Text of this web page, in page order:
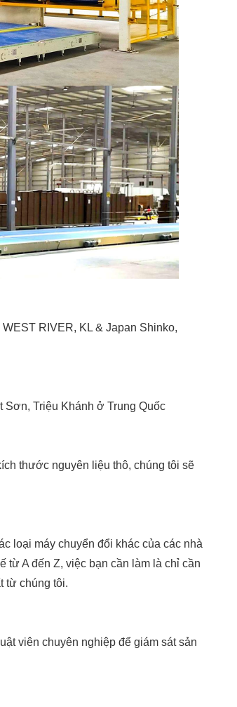
RIVER, KL & Japan Shinko,
Sơn, Triệu Khánh ở Trung Quốc
thước nguyên liệu thô, chúng tôi sẽ
loại máy chuyển đổi khác của các nhà
từ A đến Z, việc bạn cần làm là chỉ cần
từ ​​chúng tôi.
viên chuyên nghiệp để giám sát sản